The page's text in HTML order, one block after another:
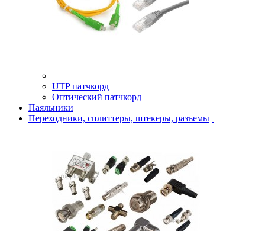
UTP патчкорд
Оптический патчкорд
Паяльники
Переходники, сплиттеры, штекеры, разъемы